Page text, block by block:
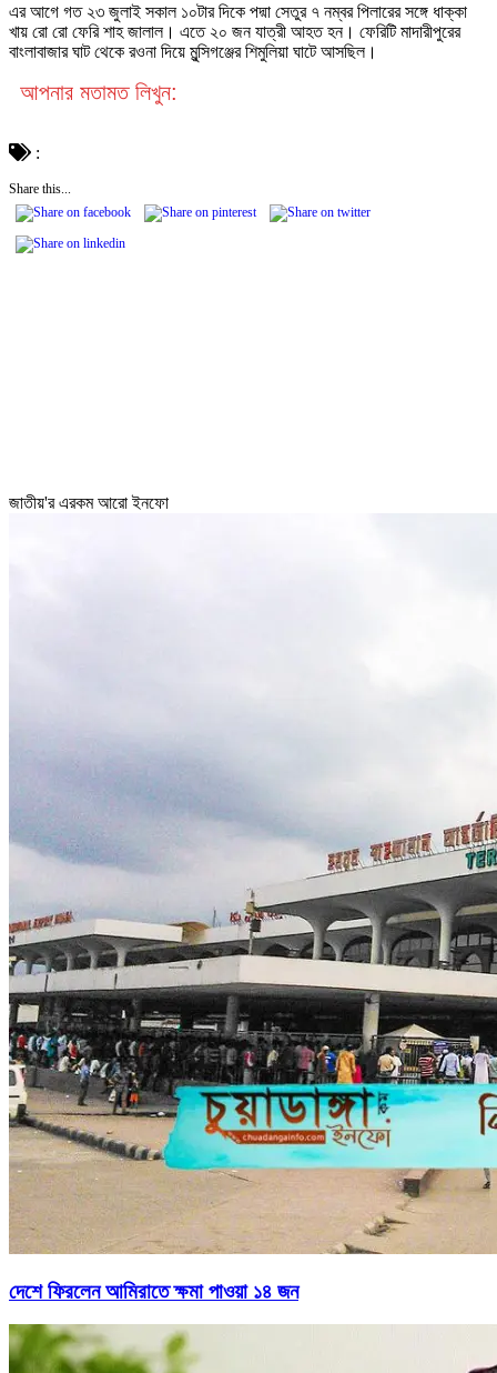
এর আগে গত ২৩ জুলাই সকাল ১০টার দিকে পদ্মা সেতুর ৭ নম্বর পিলারের সঙ্গে ধাক্কা
খায় রো রো ফেরি শাহ জালাল। এতে ২০ জন যাত্রী আহত হন। ফেরিটি মাদারীপুরের
বাংলাবাজার ঘাট থেকে রওনা দিয়ে মুন্সিগঞ্জের শিমুলিয়া ঘাটে আসছিল।
আপনার মতামত লিখুন:
:
Share this...
জাতীয়'র এরকম আরো ইনফো
দেশে ফিরলেন আমিরাতে ক্ষমা পাওয়া ১৪ জন